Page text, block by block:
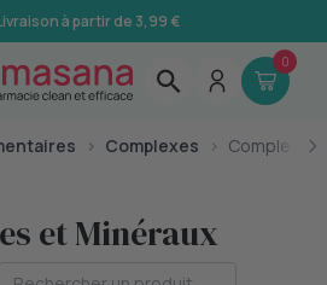
à partir de 3,99 €
0
› Complexes › Complexes
et Minéraux